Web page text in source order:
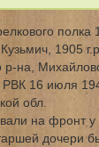
полка
1905
р-на,
16 июля
обл.
на фронт
дочери